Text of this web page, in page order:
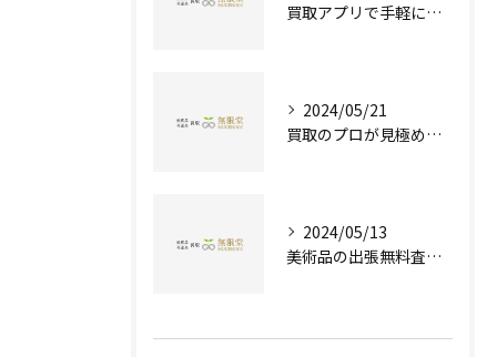
買取アプリで手軽に現金化！あなたの不要品が宝物に変わる方法とは？
2024/05/21
買取のプロが見極める！骨董品の価値と査定とは？
2024/05/13
美術品の出張無料査定 | 一万点以上の実績で信頼の骨董品買取専門店